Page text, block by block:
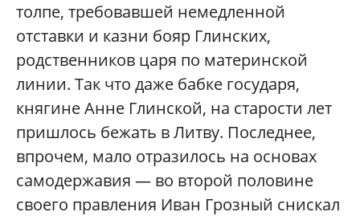
толпе, требовавшей немедленной
отставки и казни бояр Глинских,
родственников царя по материнской
линии. Так что даже бабке государя,
княгине Анне Глинской, на старости лет
пришлось бежать в Литву. Последнее,
впрочем, мало отразилось на основах
самодержавия — во второй половине
своего правления Иван Грозный снискал